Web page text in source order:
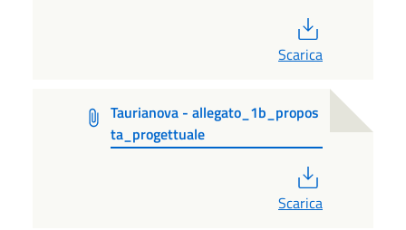
Scarica
Taurianova - allegato_1b_propos
ta_progettuale
Scarica